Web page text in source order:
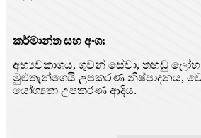
කර්මාන්ත සහ අංශ:
අභ්‍යවකාශය, ගුවන් සේවා, තහඩු ලෝහ
මුළුතැන්ගෙයි උපකරණ නිෂ්පාදනය,
යෝග්‍යතා උපකරණ ආදිය.